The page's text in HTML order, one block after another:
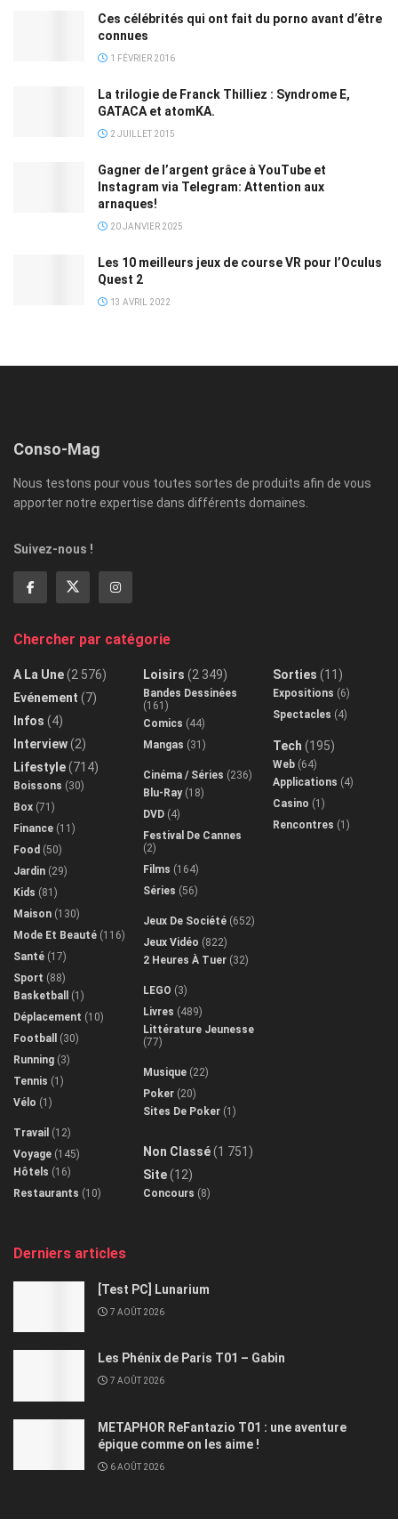
Ces célébrités qui ont fait du porno avant d’être
connues
1 FÉVRIER 2016
La trilogie de Franck Thilliez : Syndrome E,
GATACA et atomKA.
2 JUILLET 2015
Gagner de l’argent grâce à YouTube et
Instagram via Telegram: Attention aux
arnaques!
20 JANVIER 2025
Les 10 meilleurs jeux de course VR pour l’Oculus
Quest 2
13 AVRIL 2022
Conso-Mag
Nous testons pour vous toutes sortes de produits afin de vous
apporter notre expertise dans différents domaines.
Suivez-nous !
Chercher par catégorie
A La Une(2 576)
Evénement (7)
Infos (4)
Interview(2)
Lifestyle(714)
Boissons (30)
Box (71)
Finance (11)
Food (50)
Jardin (29)
Kids (81)
Maison (130)
Mode Et Beauté (116)
Santé (17)
Sport (88)
Basketball
(1)
Déplacement (10)
Football
(30)
Running (3)
Tennis (1)
Vélo (1)
Travail (12)
Voyage (145)
Hôtels (16)
Restaurants (10)
Loisirs (2 349)
Bandes Dessinées
(161)
Comics (44)
Mangas (31)
Cinéma / Séries (236)
Blu-Ray(18)
DVD (4)
Festival De Cannes
(2)
Films (164)
Séries (56)
Jeux De Société (652)
Jeux Vidéo (822)
2 Heures À Tuer (32)
LEGO (3)
Livres (489)
Littérature Jeunesse
(77)
Musique (22)
Poker (20)
Sites De Poker (1)
Non Classé(1 751)
Site(12)
Concours (8)
Sorties (11)
Expositions (6)
Spectacles (4)
Tech (195)
Web (64)
Applications (4)
Casino (1)
Rencontres (1)
Derniers articles
[Test PC] Lunarium
7 AOÛT 2026
Les Phénix de Paris T01 – Gabin
7 AOÛT 2026
METAPHOR ReFantazio T01 : une aventure
épique comme on les aime !
6 AOÛT 2026